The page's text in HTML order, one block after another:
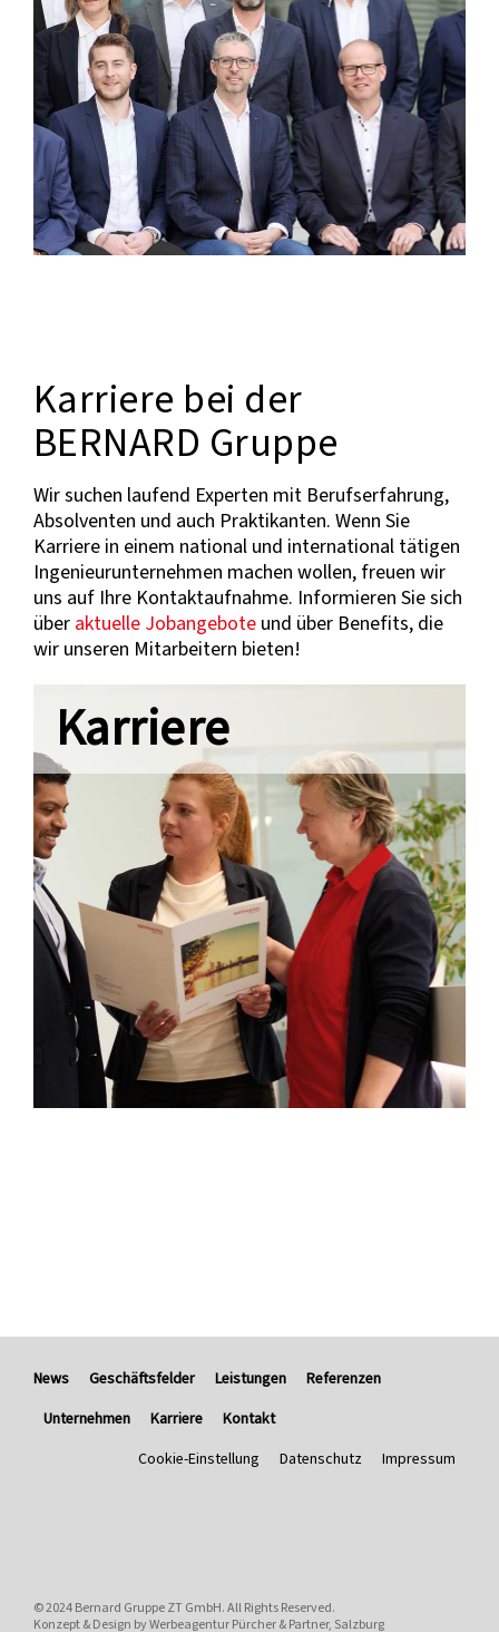
Karriere bei der
BERNARD Gruppe
Wir suchen laufend Experten mit Berufserfahrung,
Absolventen und auch Praktikanten. Wenn Sie
Karriere in einem national und international tätigen
Ingenieurunternehmen machen wollen, freuen wir
uns auf Ihre Kontaktaufnahme. Informieren Sie sich
über aktuelle Jobangeboteund über Benefits, die
wir unseren Mitarbeitern bieten!
Karriere
News Geschäftsfelder Leistungen
Referenzen
Unternehmen
Karriere
Kontakt
Impressum
Datenschutz
Cookie-Einstellung
© 2024Bernard Gruppe ZT GmbH. All Rights Reserved.
Konzept & Design byWerbeagentur Pürcher & Partner, Salzburg